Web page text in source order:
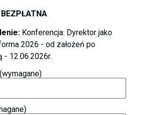
BEZPŁATNA
Konferencja: Dyrektor jako
2026 - od założeń po
- 12.06.2026r.